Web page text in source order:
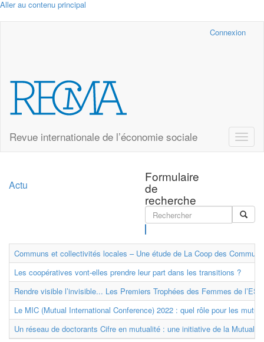
Aller au contenu principal
Connexion
Revue internationale de l’économie sociale
Toggle
Formulaire
de
recherche
Actu
Communs et collectivités locales – Une étude de La Coop des
Les coopératives vont-elles prendre leur part dans les transitions ?
Rendre visible l’invisible... Les Premiers Trophées des Femmes de
Le MIC (Mutual International Conference) 2022 : quel rôle pour les
Un réseau de doctorants Cifre en mutualité : une initiative de la